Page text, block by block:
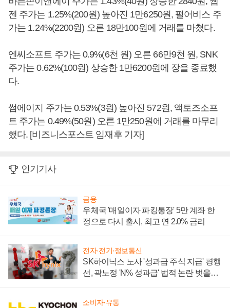
젠 주가는 1.25%(200원) 높아진 1만6250원, 펄어비스 주
가는 1.24%(2200원) 오른 18만100원에 거래를 마쳤다.
엔씨소프트 주가는 0.9%(6천 원) 오른 66만9천 원, SNK
주가는 0.62%(100원) 상승한 1만6200원에 장을 종료했
다.
썸에이지 주가는 0.53%(3원) 높아진 572원, 액토즈소프
트 주가는 0.49%(50원) 오른 1만250원에 거래를 마무리
했다. [비즈니스포스트 임재후 기자]
인기기사
금융
우체국 '매일이자 파킹통장' 5만 계좌 한
정으로 다시 출시, 최고 연 2.0% 금리
전자·전기·정보통신
SK하이닉스 노사 '성과급 주식 지급' 평행
선, 곽노정 'N% 성과급' 법적 논란 벗을지
소비자·유통